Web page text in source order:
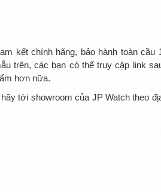
kết chính hãng, bảo hành toàn cầu
trên, các bạn có thể truy cập link
hơn nữa.
tới showroom của JP Watch theo